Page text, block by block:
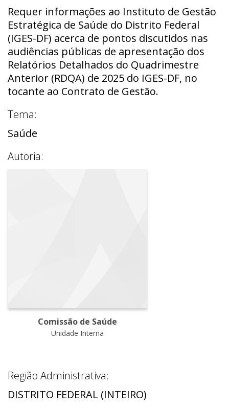
Requer informações ao Instituto de Gestão
Estratégica de Saúde do Distrito Federal
(IGES-DF) acerca de pontos discutidos nas
audiências públicas de apresentação dos
Relatórios Detalhados do Quadrimestre
Anterior (RDQA) de 2025 do IGES-DF, no
tocante ao Contrato de Gestão.
Tema:
Saúde
Autoria:
Comissão de Saúde
Unidade Interna
Região Administrativa:
DISTRITO FEDERAL (INTEIRO)